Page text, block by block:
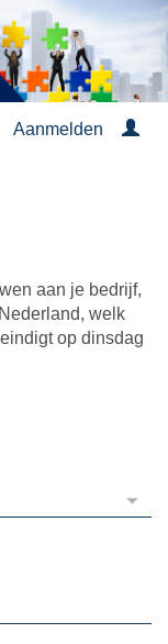
Aanmelden
aan je bedrijf,
welk
op dinsdag